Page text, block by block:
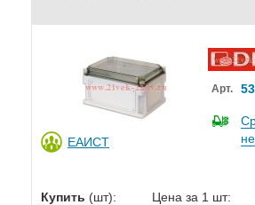
ЕАИСТ
Арт.
Купить (шт): Цена за 1 шт: